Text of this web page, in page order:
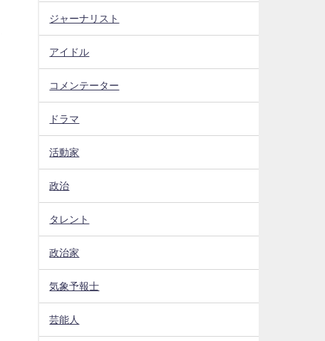
ジャーナリスト
アイドル
コメンテーター
ドラマ
活動家
政治
タレント
政治家
気象予報士
芸能人